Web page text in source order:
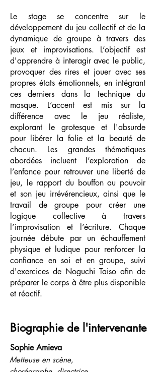
Le stage se concentre sur le
développement du jeu collectif et de la
dynamique de groupe à travers des
jeux et improvisations. L’objectif est
d'apprendre à interagir avec le public,
provoquer des rires et jouer avec ses
propres états émotionnels, en intégrant
ces derniers dans la technique du
masque. L’accent est mis sur la
différence avec le jeu réaliste,
explorant le grotesque et l'absurde
pour libérer la folie et la beauté de
chacun. Les grandes thématiques
abordées incluent l’exploration de
l’enfance pour retrouver une liberté de
jeu, le rapport du bouffon au pouvoir
et son jeu irrévérencieux, ainsi que le
travail de groupe pour créer une
logique collective à travers
l’improvisation et l’écriture. Chaque
journée débute par un échauffement
physique et ludique pour renforcer la
confiance en soi et en groupe, suivi
d'exercices de Noguchi Taiso afin de
préparer le corps à être plus disponible
et réactif.
Biographie de l'intervenante
Sophie Amieva
Metteuse en scène,